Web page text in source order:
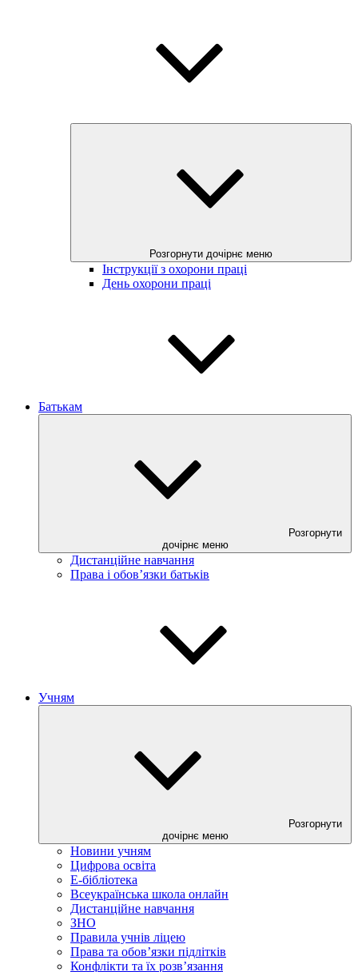
Розгорнути дочірнє меню
Інструкції з охорони праці
День охорони праці
Батькам
Розгорнути
дочірнє меню
Дистанційне навчання
Права і обов’язки батьків
Учням
Розгорнути
дочірнє меню
Новини учням
Цифрова освіта
E-бібліотека
Всеукраїнська школа онлайн
Дистанційне навчання
ЗНО
Правила учнів ліцею
Права та обов’язки підлітків
Конфлікти та їх розв’язання